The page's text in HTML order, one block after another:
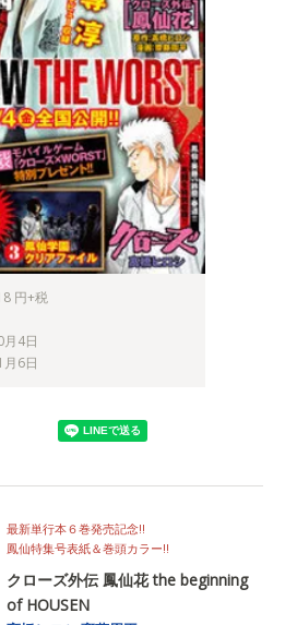
円+税
4日
6日
最新単行本６巻発売記念!!
鳳仙特集号表紙＆巻頭カラー!!
クローズ外伝 鳳仙花 the beginning
of HOUSEN